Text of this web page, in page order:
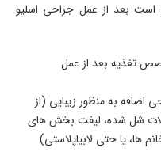
است بعد از عمل جراحی اسلیو
تغذیه بعد از عمل
اضافه به منظور زیبایی (از
شل شده، لیفت بخش های
ها، یا حتی لابیاپلاستی)